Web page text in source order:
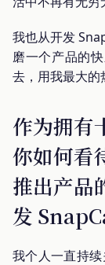
我也从开发
磨一个产品的
去，用我最大的
作为拥有
你如何看
推出产品
发
我个人一直持